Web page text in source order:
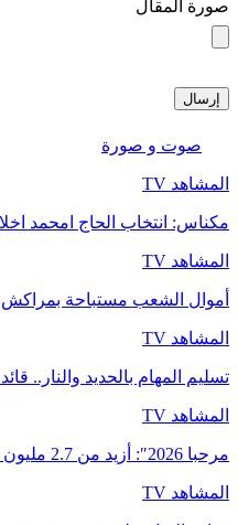
صورة المقال
صوت و صورة
المشاهد TV
مكناس: انتخاب الحاج امحمد
المشاهد TV
أموال الشعب مستباحة
المشاهد TV
تسليم المهام بالحديد والنار..
المشاهد TV
مرحبا 2026″: أزيد من 2.7 مليون من مغاربة العالم…
المشاهد TV